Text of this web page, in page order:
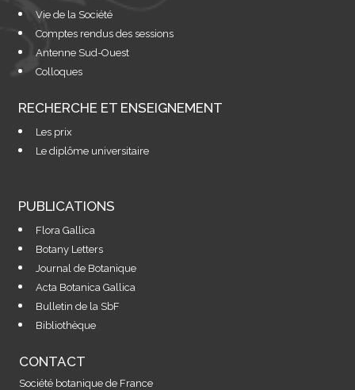
Vie de la Société
Comptes rendus des sessions
Antenne Sud-Ouest
Colloques
RECHERCHE ET ENSEIGNEMENT
Les prix
Le diplôme universitaire
PUBLICATIONS
Flora Gallica
Botany Letters
Journal de Botanique
Acta Botanica Gallica
Bulletin de la SbF
Bibliothèque
CONTACT
Société botanique de France